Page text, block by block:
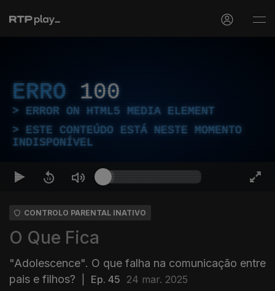
ERRO 100
ERROR ON HTML5 MEDIA ELEMENT
ESTE CONTEÚDO ESTÁ NESTE MOMENTO
INDISPONÍVEL
CONTROLO PARENTAL INATIVO
O Que Fica
"Adolescence". O que falha na comunicação entre
pais e filhos?
Ep. 45 24 mar. 2025